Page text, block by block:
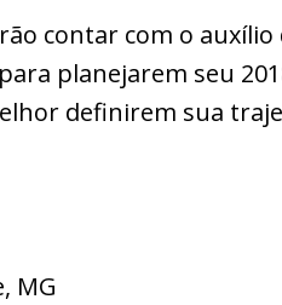
contar com o auxílio
planejarem seu
definirem sua
MG